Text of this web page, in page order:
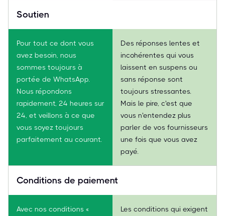
Soutien
Pour tout ce dont vous
avez besoin, nous
sommes toujours à
portée de WhatsApp.
Nous répondons
rapidement, 24 heures sur
24, et veillons à ce que
vous soyez toujours
parfaitement au courant.
Des réponses lentes et
incohérentes qui vous
laissent en suspens ou
sans réponse sont
toujours stressantes.
Mais le pire, c'est que
vous n'entendez plus
parler de vos fournisseurs
une fois que vous avez
payé.
Conditions de paiement
Avec nos conditions «
Les conditions qui exigent